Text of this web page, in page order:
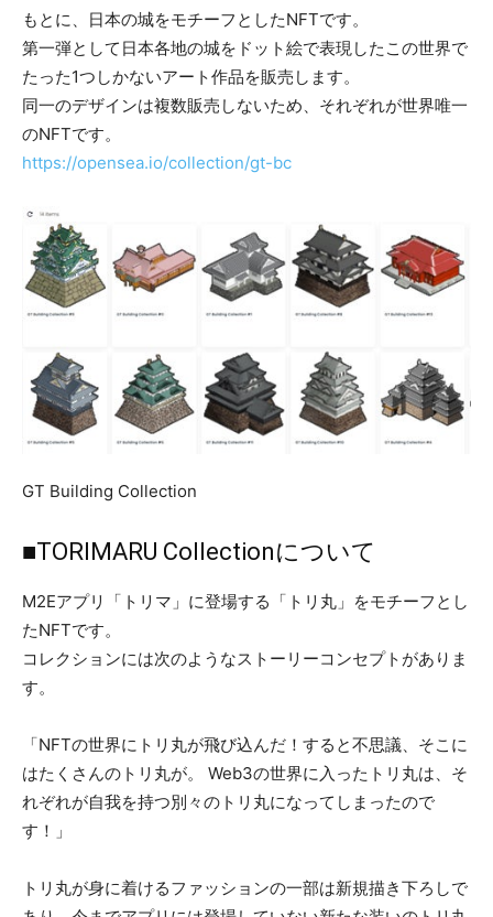
もとに、日本の城をモチーフとしたNFTです。
第一弾として日本各地の城をドット絵で表現したこの世界で
たった1つしかないアート作品を販売します。
同一のデザインは複数販売しないため、それぞれが世界唯一
のNFTです。
https://opensea.io/collection/gt-bc
GT Building Collection
■TORIMARU Collectionについて
M2Eアプリ「トリマ」に登場する「トリ丸」をモチーフとし
たNFTです。
コレクションには次のようなストーリーコンセプトがありま
す。
「NFTの世界にトリ丸が飛び込んだ！すると不思議、そこに
はたくさんのトリ丸が。 Web3の世界に入ったトリ丸は、そ
れぞれが自我を持つ別々のトリ丸になってしまったので
す！」
トリ丸が身に着けるファッションの一部は新規描き下ろしで